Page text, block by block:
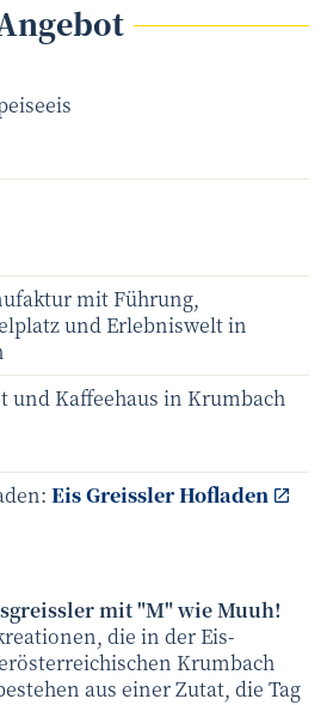
mit Führung,
und Erlebniswelt in
und Kaffeehaus in Krumbach
Eis Greissler Hofladen
mit "M" wie Muuh!
die in der Eis-
Krumbach
aus einer Zutat, die Tag